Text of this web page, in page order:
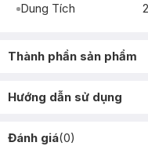
Dung Tích
Thành phần sản phẩm
Hướng dẫn sử dụng
Đánh giá(0)